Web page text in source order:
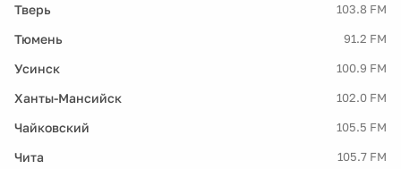
Тверь 103.8 FM
Тюмень 91.2 FM
Усинск 100.9 FM
Ханты-Мансийск 102.0 FM
Чайковский 105.5 FM
Чита 105.7 FM